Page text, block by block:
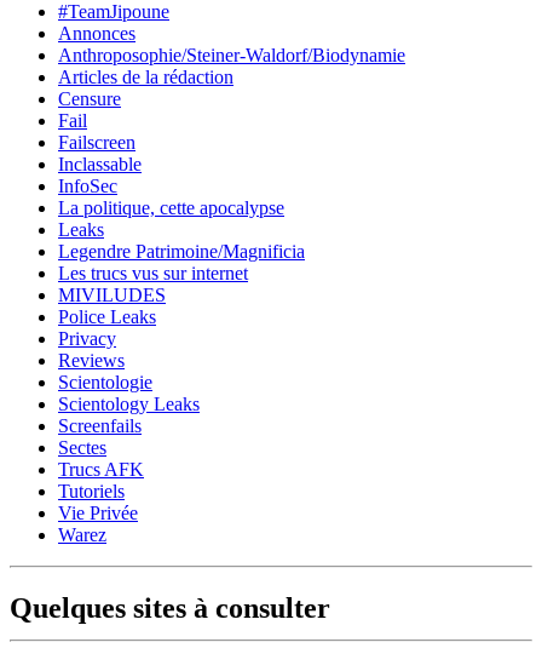
#TeamJipoune
Annonces
Anthroposophie/Steiner-Waldorf/Biodynamie
Articles de la rédaction
Censure
Fail
Failscreen
Inclassable
InfoSec
La politique, cette apocalypse
Leaks
Legendre Patrimoine/Magnificia
Les trucs vus sur internet
MIVILUDES
Police Leaks
Privacy
Reviews
Scientologie
Scientology Leaks
Screenfails
Sectes
Trucs AFK
Tutoriels
Vie Privée
Warez
Quelques sites à consulter